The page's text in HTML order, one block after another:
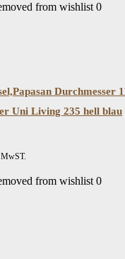
from wishlist 0
Durchmesser
Uni Living 235 hell blau
from wishlist 0